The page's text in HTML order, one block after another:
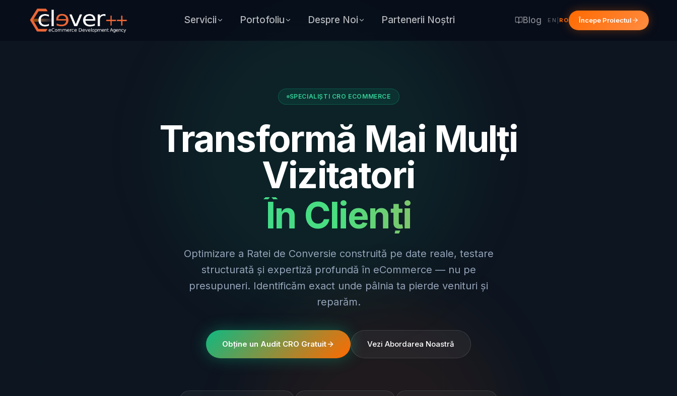
Servicii Portofoliu Despre Noi Partenerii Noștri Blog EN RO Începe Proiectul
SPECIALIȘTI CRO ECOMMERCE
Transformă Mai Mulți
Vizitatori
În Clienți
Optimizare a Ratei de Conversie construită pe date reale, testare
structurată și expertiză profundă în eCommerce — nu pe
presupuneri. Identificăm exact unde pâlnia ta pierde venituri și
reparăm.
Obține un Audit CRO Gratuit Vezi Abordarea Noastră